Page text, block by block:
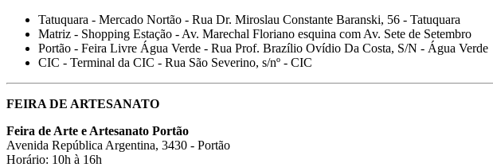
Tatuquara - Mercado Nortão - Rua Dr. Miroslau Constante Baranski, 56 - Tatuquara
Matriz - Shopping Estação - Av. Marechal Floriano esquina com Av. Sete de Setembro
Portão - Feira Livre Água Verde - Rua Prof. Brazílio Ovídio Da Costa, S/N - Água Verde
CIC - Terminal da CIC - Rua São Severino, s/nº - CIC
FEIRA DE ARTESANATO
Feira de Arte e Artesanato Portão
Avenida República Argentina, 3430 - Portão
Horário: 10h à 16h